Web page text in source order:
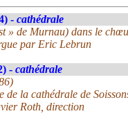
- cathédrale
» de Murnau) dans le
par Eric Lebrun
- cathédrale
la cathédrale de
Roth, direction